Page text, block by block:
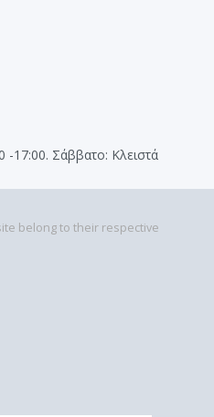
-17:00. Σάββατο: Κλειστά
belong to their respective